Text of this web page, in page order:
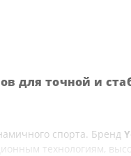
для точной и
спорта. Бренд
технологиям,